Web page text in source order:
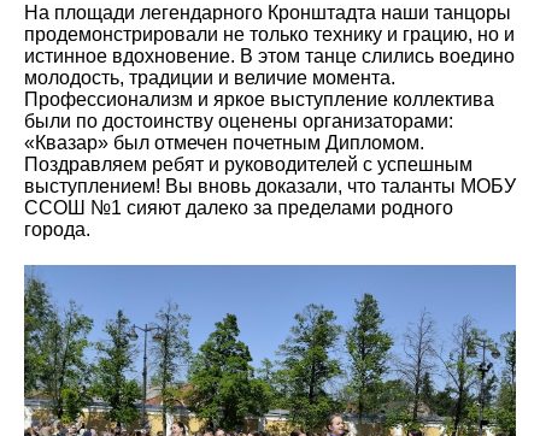
На площади легендарного Кронштадта наши танцоры
продемонстрировали не только технику и грацию, но и
истинное вдохновение. В этом танце слились воедино
молодость, традиции и величие момента.
Профессионализм и яркое выступление коллектива
были по достоинству оценены организаторами:
«Квазар» был отмечен почетным Дипломом.
Поздравляем ребят и руководителей с успешным
выступлением! Вы вновь доказали, что таланты МОБУ
ССОШ №1 сияют далеко за пределами родного
города.